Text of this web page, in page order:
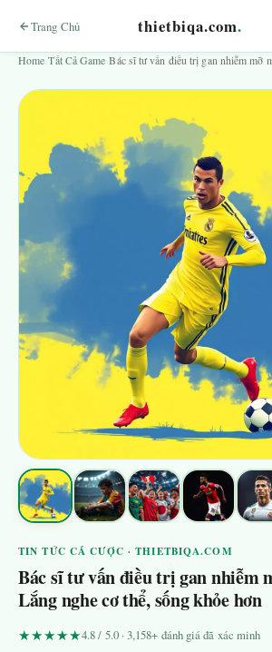
Trang Chủ thietbiqa.com.
Home›Tất Cả Game›Bác sĩ tư vấn điều trị gan nhiễm mỡ
TIN TỨC CÁ CƯỢC · THIETBIQA.COM
Bác sĩ tư vấn điều trị gan nhiễm
Lắng nghe cơ thể, sống khỏe hơn
★★★★★4.8 / 5.0 · 3,158+ đánh giá đã xác minh